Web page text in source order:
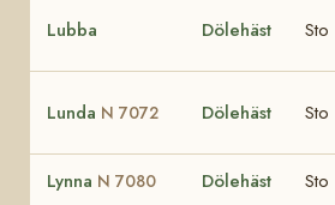
Lubba Dölehäst Sto
Lunda N 7072 Dölehäst Sto
Lynna N 7080 Dölehäst Sto